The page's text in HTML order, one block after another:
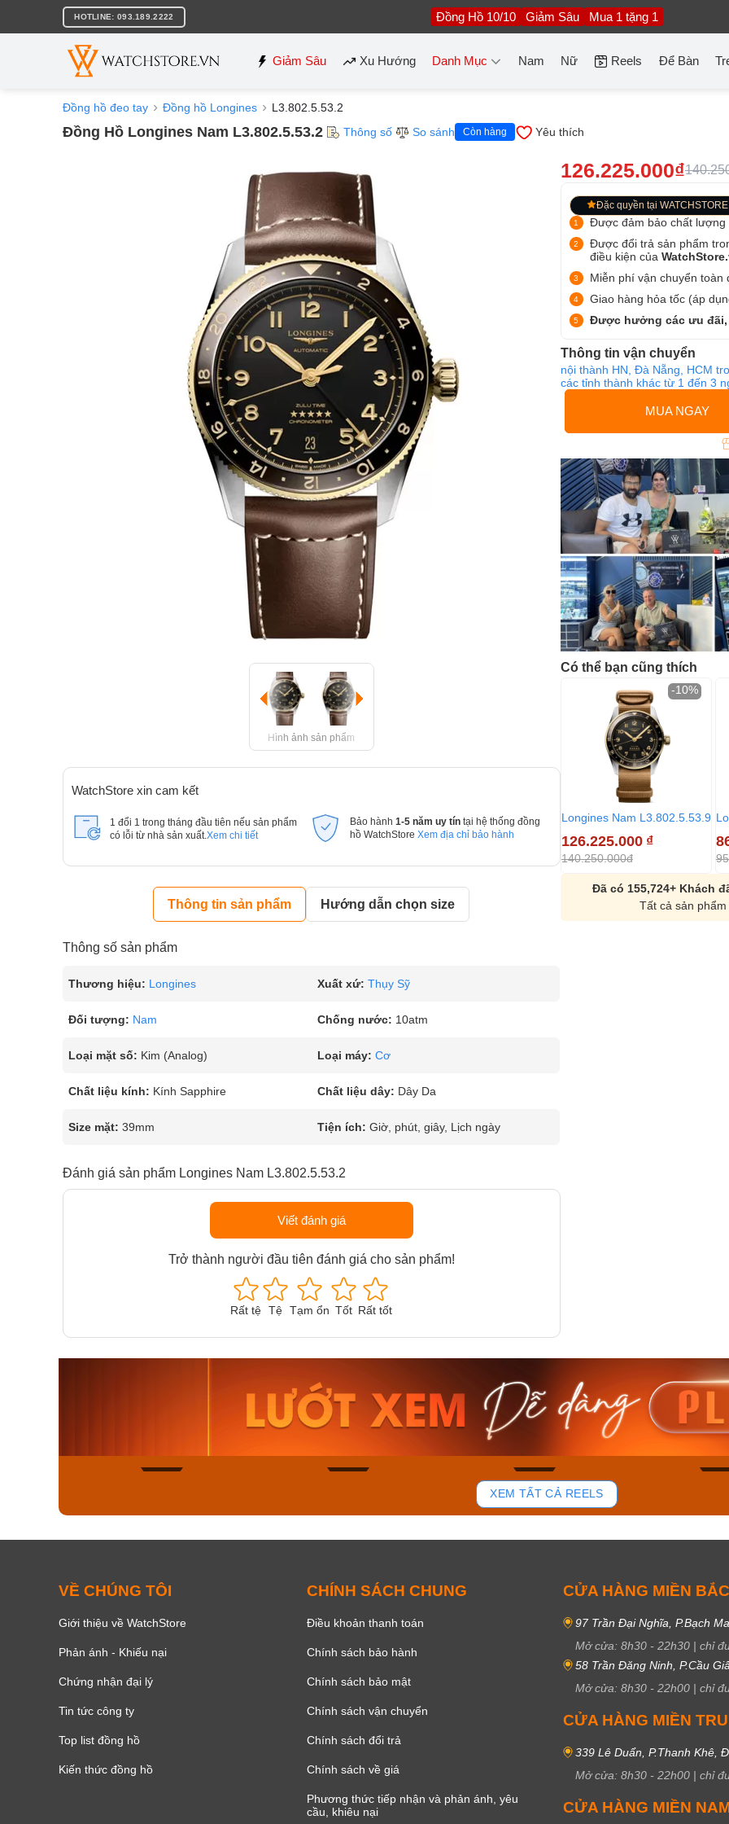
nội
HOTLINE: 093.189.2222 Đồng Hồ 10/10 Giảm Sâu Mua 1 tặng 1
Giảm Sâu Xu Hướng Danh Mục Nam Nữ Reels Để Bàn
Đồng hồ đeo tay Đồng hồ Longines L3.802.5.53.2
Đồng Hồ Longines Nam L3.802.5.53.2 Thông số So sánh Còn hàng Yêu thích
Hình ảnh sản phẩm
WatchStore xin cam kết
1 đổi 1 trong tháng đầu tiên nếu sản phẩm
có lỗi từ nhà sản xuất. Xem chi tiết
Bảo hành 1-5 năm uy tín tại hệ thống đồng
hồ WatchStore Xem địa chỉ bảo hành
Thông tin sản phẩm Hướng dẫn chọn size
Thông số sản phẩm
Thương hiệu: Longines Xuất xứ: Thụy Sỹ
Đối tượng: Nam Chống nước: 10atm
Loại mặt số: Kim (Analog) Loại máy: Cơ
Chất liệu kính: Kính Sapphire Chất liệu dây: Dây Da
Size mặt: 39mm Tiện ích: Giờ, phút, giây, Lịch ngày
Đánh giá sản phẩm Longines Nam L3.802.5.53.2
Viết đánh giá
Trở thành người đầu tiên đánh giá cho sản phẩm!
Rất tệ Tệ Tạm ổn Tốt Rất tốt
126.225.000₫
Đặc quyền tại WATCHSTORE
Được đảm bảo chất lượng
Được đổi trả sản phẩm
điều kiện của
Miễn phí vận chuyển toàn
Giao hàng hỏa tốc (áp
Được hưởng các ưu đãi,
Thông tin vận chuyển
nội thành HN, Đà Nẵng, HCM
các tỉnh thành khác từ 1 đến 3
MUA NGAY
Có thể bạn cũng thích
Longines Nam L3.802.5.53.9
126.225.000 ₫
140.250.000đ
-10%
Đã có 155,724+ Khách
Tất cả sản
Casio Nam MTS-
115D-1AVDF
2.823.000₫
2.399.550₫
Mua ngay
50
Casio Nam MTS-
RS100L-1AVDF
4.276.000₫
3.634.600₫
Casio
230EL-
Mua
XEM TẤT CẢ REELS
VỀ CHÚNG TÔI
Giới thiệu về WatchStore
Phản ánh - Khiếu nại
Chứng nhận đại lý
Tin tức công ty
Top list đồng hồ
Kiến thức đồng hồ
CHÍNH SÁCH CHUNG
Điều khoản thanh toán
Chính sách bảo hành
Chính sách bảo mật
Chính sách vận chuyển
Chính sách đổi trả
Chính sách về giá
Phương thức tiếp nhận và phản ánh, yêu
cầu, khiêu nại
CỬA HÀNG MIỀN BẮC
97 Trần Đại Nghĩa, P.Bạch
Mở cửa: 8h30 - 22h30 | chỉ
58 Trần Đăng Ninh, P.Cầu
Mở cửa: 8h30 - 22h00 | chỉ
CỬA HÀNG MIỀN
339 Lê Duẩn, P.Thanh Khê,
Mở cửa: 8h30 - 22h00 | chỉ
CỬA HÀNG MIỀN